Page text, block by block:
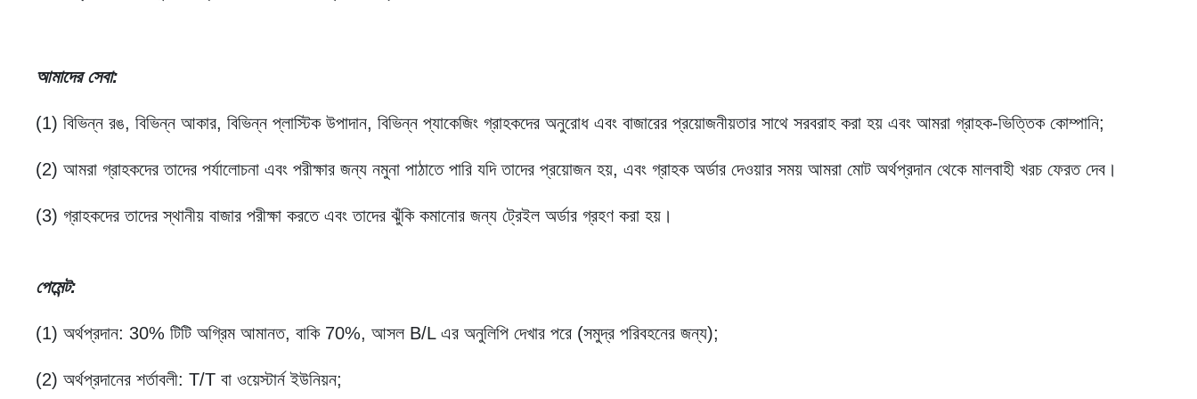
আমাদের সেবা:
(1) বিভিন্ন রঙ, বিভিন্ন আকার, বিভিন্ন প্লাস্টিক উপাদান, বিভিন্ন প্যাকেজিং গ্রাহকদের অনুরোধ এবং বাজারের প্রয়োজনীয়তার সাথে সরবরাহ করা হয় এবং আমরা গ্রাহক-ভিত্তিক কোম্পানি;
(2) আমরা গ্রাহকদের তাদের পর্যালোচনা এবং পরীক্ষার জন্য নমুনা পাঠাতে পারি যদি তাদের প্রয়োজন হয়, এবং গ্রাহক অর্ডার দেওয়ার সময় আমরা মোট অর্থপ্রদান থেকে মালবাহী খরচ ফেরত দেব।
(3) গ্রাহকদের তাদের স্থানীয় বাজার পরীক্ষা করতে এবং তাদের ঝুঁকি কমানোর জন্য ট্রেইল অর্ডার গ্রহণ করা হয়।
পেমেন্ট:
(1) অর্থপ্রদান: 30% টিটি অগ্রিম আমানত, বাকি 70%, আসল B/L এর অনুলিপি দেখার পরে (সমুদ্র পরিবহনের জন্য);
(2) অর্থপ্রদানের শর্তাবলী: T/T বা ওয়েস্টার্ন ইউনিয়ন;